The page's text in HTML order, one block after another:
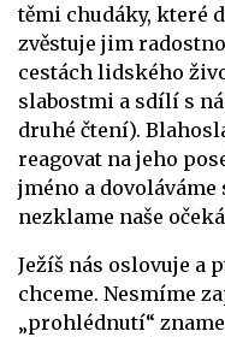
těmi chudáky, které
zvěstuje jim
cestách lidského
slabostmi a sdílí s
druhé čtení).
reagovat na jeho
jméno a
nezklame naše
Ježíš nás oslovuje a
chceme. Nesmíme
„prohlédnutí“